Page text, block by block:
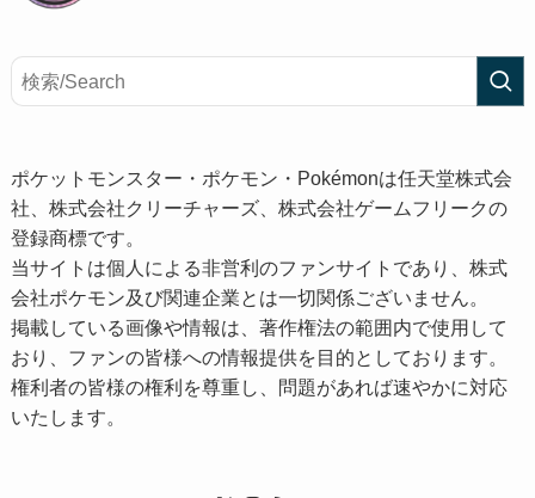
ポケットモンスター・ポケモン・Pokémonは任天堂株式会
社、株式会社クリーチャーズ、株式会社ゲームフリークの
登録商標です。
当サイトは個人による非営利のファンサイトであり、株式
会社ポケモン及び関連企業とは一切関係ございません。
掲載している画像や情報は、著作権法の範囲内で使用して
おり、ファンの皆様への情報提供を目的としております。
権利者の皆様の権利を尊重し、問題があれば速やかに対応
いたします。